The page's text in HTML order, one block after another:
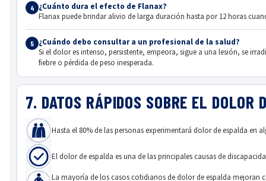
4
¿Cuánto dura el efecto de Flanax?
Flanax puede brindar alivio de larga duración hasta por 12 horas
5
¿Cuándo debo consultar a un profesional de la salud?
Si el dolor es intenso, persistente, empeora, sigue a una lesión, se
fiebre o pérdida de peso inesperada.
7. DATOS RÁPIDOS SOBRE EL DOLOR
Hasta el 80% de las personas experimentará dolor de espalda en
El dolor de espalda es una de las principales causas de
La mayoría de los casos cotidianos de dolor de espalda mejoran